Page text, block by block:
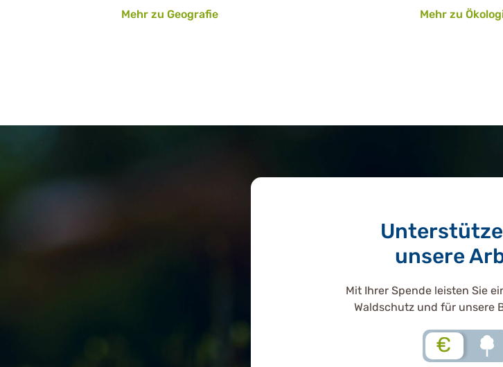
Mehr zu Geografie Mehr zu
unsere
Mit Ihrer Spende leisten Sie
Waldschutz und für unsere
€